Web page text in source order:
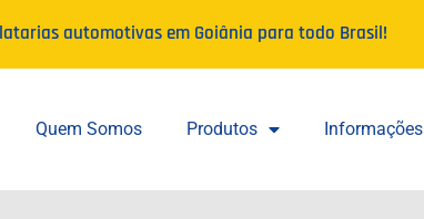
automotivas em Goiânia para todo Brasil!
Quem Somos Produtos Informações